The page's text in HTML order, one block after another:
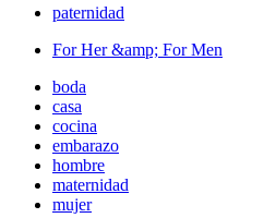
paternidad
For Her &amp; For Men
boda
casa
cocina
embarazo
hombre
maternidad
mujer